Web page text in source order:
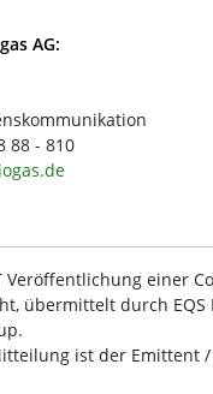
AG:
88 - 810
Veröffentlichung einer
übermittelt durch EQS
ist der Emittent